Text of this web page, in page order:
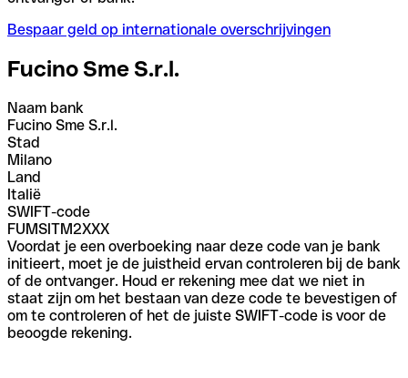
Bespaar geld op internationale overschrijvingen
Fucino Sme S.r.l.
Naam bank
Fucino Sme S.r.l.
Stad
Milano
Land
Italië
SWIFT-code
FUMSITM2XXX
Voordat je een overboeking naar deze code van je bank
initieert, moet je de juistheid ervan controleren bij de bank
of de ontvanger. Houd er rekening mee dat we niet in
staat zijn om het bestaan van deze code te bevestigen of
om te controleren of het de juiste SWIFT-code is voor de
beoogde rekening.